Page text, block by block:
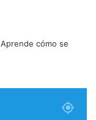
Aprende cómo se